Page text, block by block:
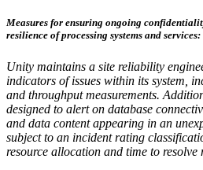
Measures for ensuring ongoing
resilience of processing systems and services:
Unity maintains a site reliability
indicators of issues within its system,
and throughput measurements.
designed to alert on database
and data content appearing in an
subject to an incident rating
resource allocation and time to resolve